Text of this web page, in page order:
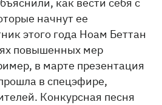
начнут ее
этого года Ноам Беттан
повышенных мер
в марте презентация
в спецэфире,
Конкурсная песня